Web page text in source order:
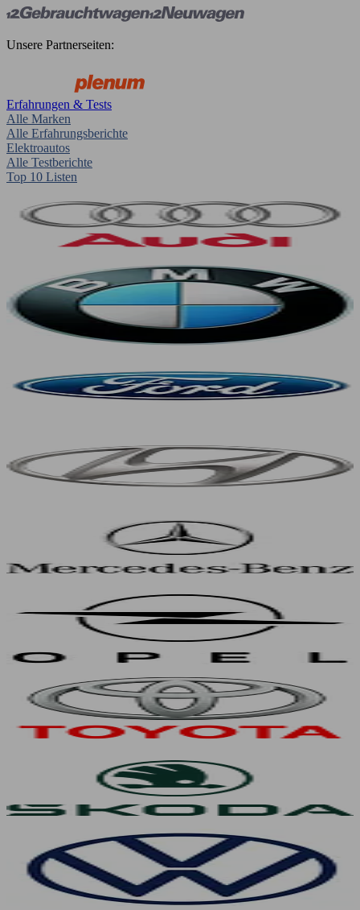
Unsere Partnerseiten:
Erfahrungen & Tests
Alle Marken
Alle Erfahrungsberichte
Elektroautos
Alle Testberichte
Top 10 Listen